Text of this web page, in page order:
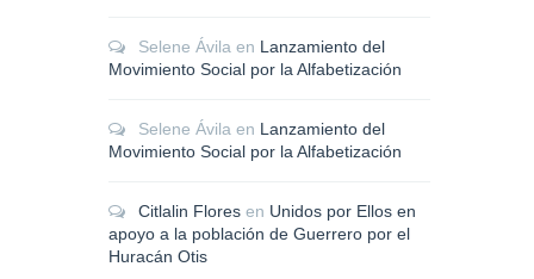
Selene Ávila en Lanzamiento del
Movimiento Social por la Alfabetización
Selene Ávila en Lanzamiento del
Movimiento Social por la Alfabetización
Citlalin Flores en Unidos por Ellos en
apoyo a la población de Guerrero por el
Huracán Otis